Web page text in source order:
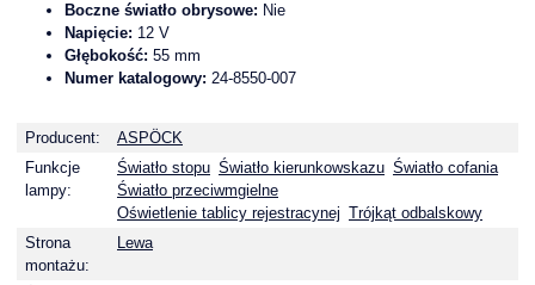
Boczne światło obrysowe: Nie
Napięcie: 12 V
Głębokość: 55 mm
Numer katalogowy: 24-8550-007
Producent:
ASPÖCK
Funkcje
lampy:
Światło stopu Światło kierunkowskazu Światło cofania
Światło przeciwmgielne
Oświetlenie tablicy rejestracynej Trójkąt odbalskowy
Strona
montażu:
Lewa